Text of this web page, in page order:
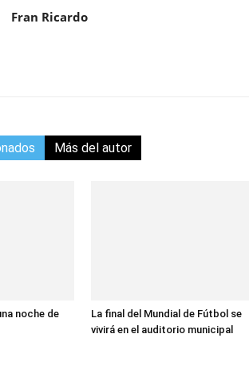
Fran Ricardo
Más del autor
noche de
La final del Mundial de Fútbol se
vivirá en el auditorio municipal